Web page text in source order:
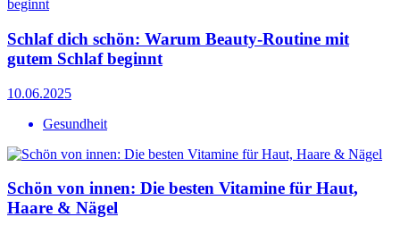
Schlaf dich schön: Warum Beauty-Routine mit
gutem Schlaf beginnt
10.06.2025
Gesundheit
Schön von innen: Die besten Vitamine für Haut,
Haare & Nägel